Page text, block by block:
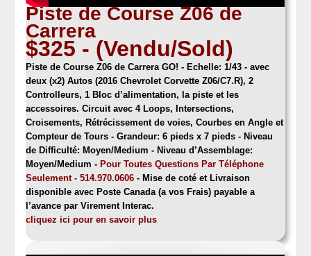
Piste de Course Z06 de
Carrera
$325 - (Vendu/Sold)
Piste de Course Z06 de Carrera GO!- Echelle: 1/43 - avec
deux (x2) Autos (2016 Chevrolet Corvette Z06/C7.R), 2
Controlleurs, 1 Bloc d’alimentation, la piste et les
accessoires. Circuit avec 4 Loops, Intersections,
Croisements, Rétrécissement de voies, Courbes en Angle et
Compteur de Tours - Grandeur: 6 pieds x 7 pieds -Niveau
de Difficulté: Moyen/Medium - Niveau d’Assemblage:
Moyen/Medium -Pour Toutes Questions Par Téléphone
Seulement - 514.970.0606 - Mise de coté et Livraison
disponible avec Poste Canada (a vos Frais) payable a
l’avance par Virement Interac.
cliquez ici pour en savoir plus